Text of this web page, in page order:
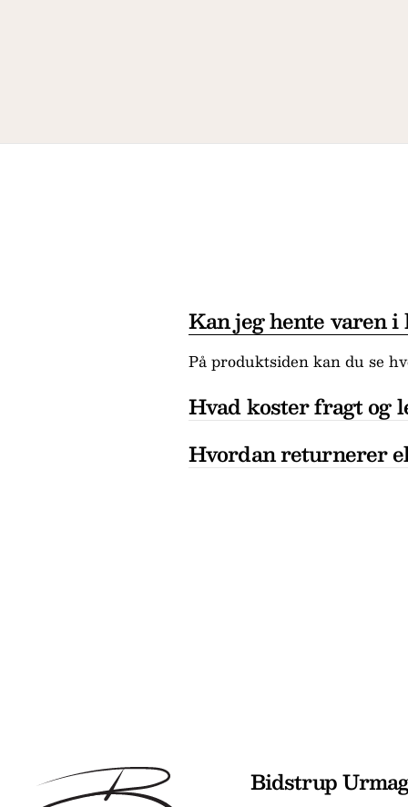
Kan jeg hente varen
På produktsiden kan du se
Hvad koster fragt og
Hvordan returnerer
Bidstrup